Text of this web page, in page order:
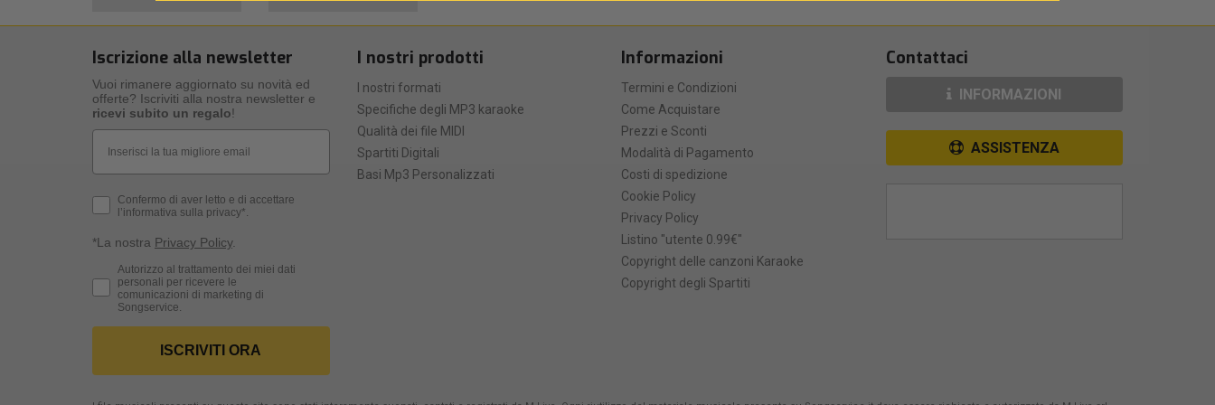
Iscrizione alla newsletter
Vuoi rimanere aggiornato su novità ed
offerte? Iscriviti alla nostra newsletter e
ricevi subito un regalo!
Privacy Policy
Confermo di aver letto e di accettare
l’informativa sulla privacy*.
*La nostra Privacy Policy.
Consenso Marketing
Autorizzo al trattamento dei miei dati
personali per ricevere le
comunicazioni di marketing di
Songservice.
ISCRIVITI ORA
I nostri prodotti
I nostri formati
Specifiche degli MP3 karaoke
Qualità dei file MIDI
Spartiti Digitali
Basi Mp3 Personalizzati
Informazioni
Termini e Condizioni
Come Acquistare
Prezzi e Sconti
Modalità di Pagamento
Costi di spedizione
Cookie Policy
Privacy Policy
Listino "utente 0.99€"
Copyright delle canzoni Karaoke
Copyright degli Spartiti
Contattaci
INFORMAZIONI
ASSISTENZA